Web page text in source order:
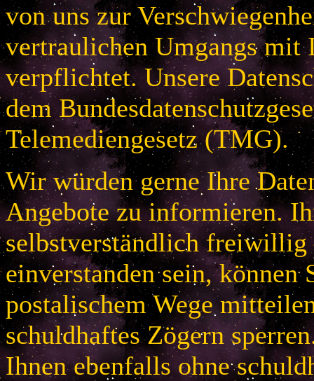
von uns zur
vertraulichen Umgangs mit
verpflichtet. Unsere
dem
Telemediengesetz (TMG).
Wir würden gerne Ihre
Angebote zu informieren.
selbstverständlich
einverstanden sein, können
postalischem Wege
schuldhaftes Zögern
Ihnen ebenfalls ohne